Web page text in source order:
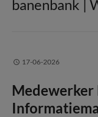
banenbank |
17-06-2026